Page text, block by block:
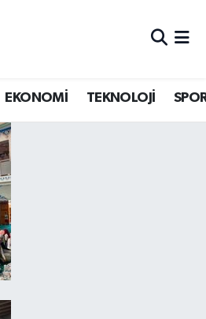
EKONOMİ TEKNOLOJİ
ve Fikstür